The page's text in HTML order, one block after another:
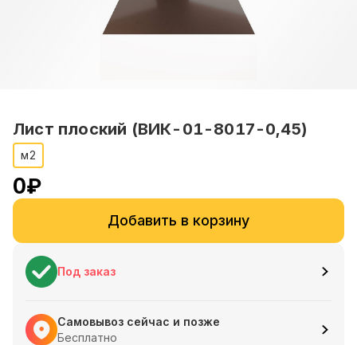
Лист плоский (ВИК-01-8017-0,45)
м2
0₽
Добавить в корзину
Под заказ
Самовывоз сейчас и позже
Бесплатно